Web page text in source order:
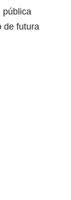
pública
de futura